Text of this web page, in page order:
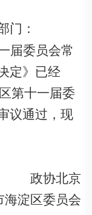
门：
届委员会常
定》已经
第十一届委
议通过，现
政协北京
海淀区委员会